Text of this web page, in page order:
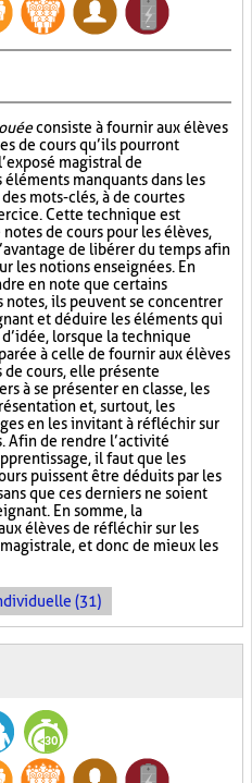
consiste à fournir aux élèves
de cours qu’ils pourront
magistral de
manquants dans les
mots-clés, à de courtes
Cette technique est
de cours pour les élèves,
de libérer du temps afin
les notions enseignées. En
en note que certains
notes, ils peuvent se concentrer
et déduire les éléments qui
lorsque la technique
à celle de fournir aux élèves
cours, elle présente
à se présenter en classe, les
et, surtout, les
en les invitant à réfléchir sur
Afin de rendre l’activité
il faut que les
puissent être déduits par les
que ces derniers ne soient
En somme, la
élèves de réfléchir sur les
et donc de mieux les
(31)